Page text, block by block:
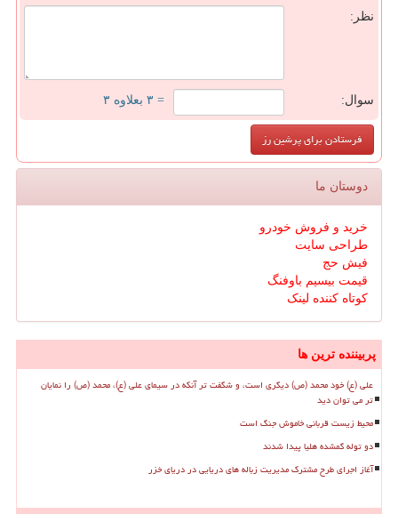
نظر:
سوال: = ۳ بعلاوه ۳
دوستان ما
خرید و فروش خودرو
طراحی سایت
فیش حج
قیمت بیسیم باوفنگ
کوتاه کننده لینک
پربیننده ترین ها
علی (ع) خود محمد (ص) دیگری است، و شگفت تر آنکه در سیمای علی (ع)، محمد (ص) را نمایان
تر می توان دید
محیط زیست قربانی خاموش جنگ است
دو توله گمشده هلیا پیدا شدند
آغاز اجرای طرح مشترک مدیریت زباله های دریایی در دریای خزر